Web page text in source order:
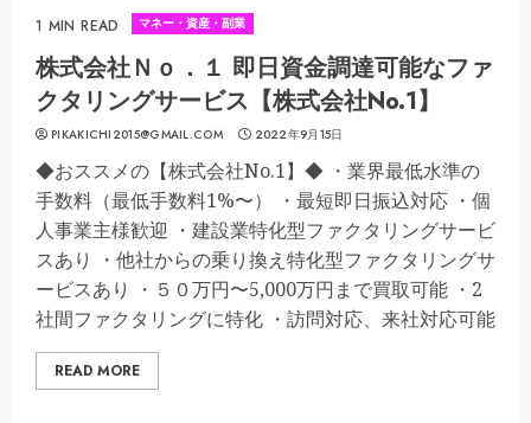
1 MIN READ マネー・資産・副業
株式会社Ｎｏ．１ 即日資金調達可能なファ
クタリングサービス【株式会社No.1】
PIKAKICHI2015@GMAIL.COM 2022年9月15日
◆おススメの【株式会社No.1】◆ ・業界最低水準の
手数料（最低手数料1%〜） ・最短即日振込対応 ・個
人事業主様歓迎 ・建設業特化型ファクタリングサービ
スあり ・他社からの乗り換え特化型ファクタリングサ
ービスあり ・５０万円〜5,000万円まで買取可能 ・2
社間ファクタリングに特化 ・訪問対応、来社対応可能
READ MORE